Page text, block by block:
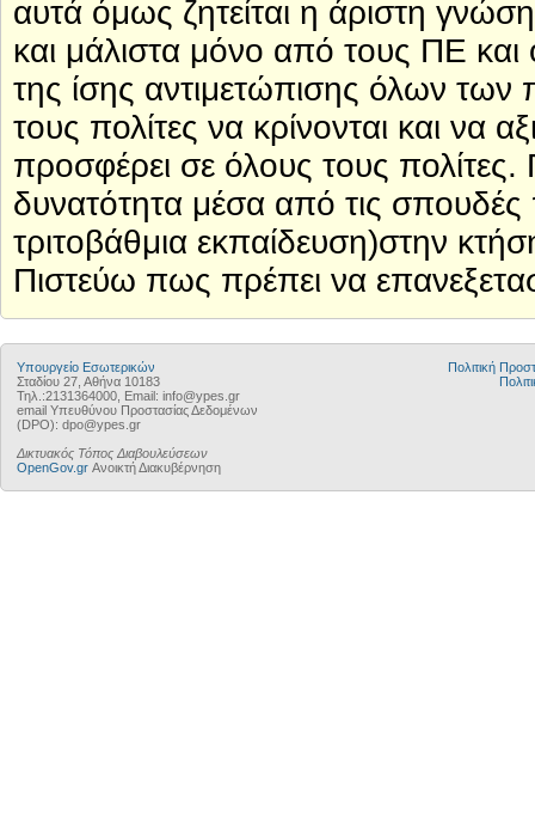
αυτά όμως ζητείται η άριστη
και μάλιστα μόνο από τους ΠΕ
της ίσης αντιμετώπισης όλων
τους πολίτες να κρίνονται και να
προσφέρει σε όλους τους πολίτες.
δυνατότητα μέσα από τις
τριτοβάθμια εκπαίδευση)στην
Πιστεύω πως πρέπει να
Υπουργείο Εσωτερικών
Σταδίου 27, Αθήνα 10183
Τηλ.:2131364000, Email: info@ypes.gr
email Υπευθύνου Προστασίας Δεδομένων
(DPO): dpo@ypes.gr
Δικτυακός Τόπος Διαβουλεύσεων
OpenGov.gr Ανοικτή Διακυβέρνηση
Πολιτική